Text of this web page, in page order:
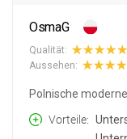
OsmaG
Qualität:
Aussehen:
Polnische
Vorteile